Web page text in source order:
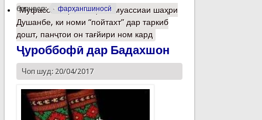
барчасп: фарҳангшиносӣ
Муфассалтаро Аз ҳашт муассиаи шаҳри
Душанбе, ки номи “пойтахт” дар таркиб
дошт, панҷтои он тағйири ном кард
Ҷуроббофӣ дар Бадахшон
Чоп шуд: 20/04/2017